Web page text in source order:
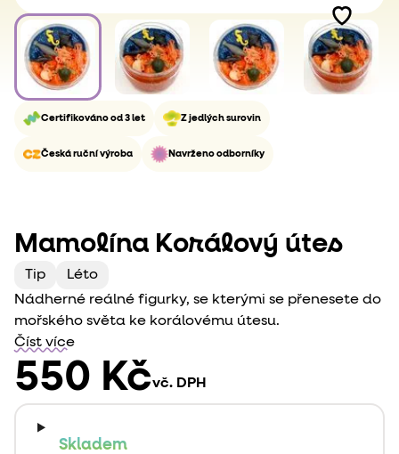
Certifikováno od 3 let Z jedlých surovin
Česká ruční výroba Navrženo odborníky
Mamolína Korálový útes
Tip
Léto
Nádherné reálné figurky, se kterými se přenesete do
mořského světa ke korálovému útesu.
Číst více
550 Kčvč. DPH
Skladem